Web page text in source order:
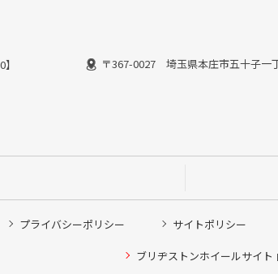
：00】 〒367-0027 埼玉県本庄市五十子一
プライバシーポリシー サイトポリシー
ブリヂストンホイールサイト
ット作業の予約
望のクローク契約会員の方はこちらを選択ください